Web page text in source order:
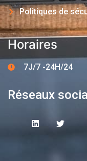
Politiques de
Horaires
7J/7 -24H/24
Réseaux